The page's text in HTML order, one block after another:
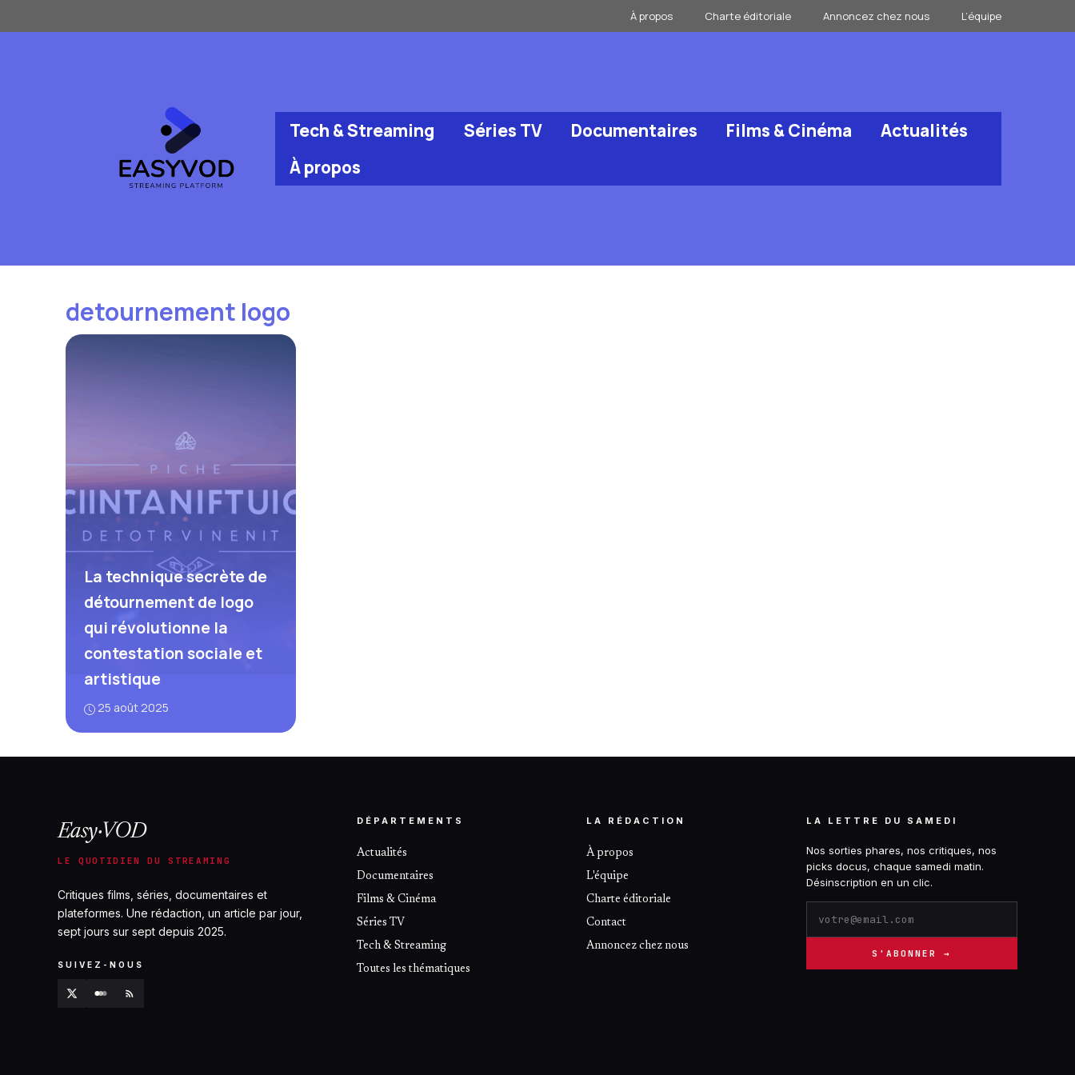
au
À propos Charte éditoriale Annoncez chez nous L’équipe
Tech & Streaming Séries TV Documentaires Films & Cinéma
Actualités
À propos
detournement logo
La technique secrète de
détournement de logo
qui révolutionne la
contestation sociale et
artistique
25 août 2025
Easy·VOD
LE QUOTIDIEN DU STREAMING
Critiques films, séries, documentaires et
plateformes. Une rédaction, un article par jour,
sept jours sur sept depuis 2025.
SUIVEZ-NOUS
DÉPARTEMENTS
Actualités
Documentaires
Films & Cinéma
Séries TV
Tech & Streaming
Toutes les thématiques
LA RÉDACTION
À propos
L'équipe
Charte éditoriale
Contact
Annoncez chez nous
LA LETTRE DU SAMEDI
Nos sorties phares, nos critiques, nos
picks docus, chaque samedi matin.
Désinscription en un clic.
S'ABONNER →